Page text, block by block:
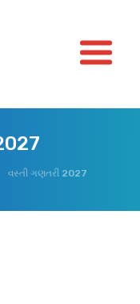
વસ્તી ગણતરી 2027